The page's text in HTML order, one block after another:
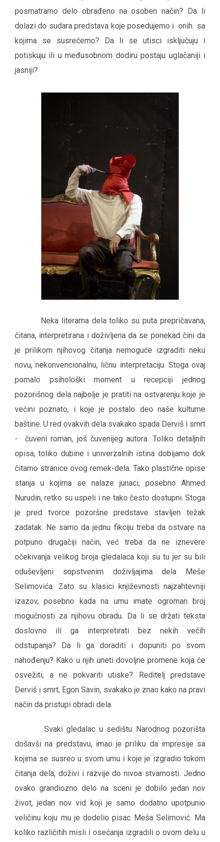
posmatramo delo obrađeno na osoben način? Da li
dolazi do sudara predstava koje posedujemo i onih sa
kojima se susrećemo? Da li se utisci isključuju i
potiskuju ili u međusobnom dodiru postaju uglačaniji i
jasniji?
Neka literarna dela toliko su puta prepričavana,
čitana, interpretirana i doživljena da se ponekad čini da
je prilikom njihovog čitanja nemoguće izgraditi neku
novu, nekonvencionalnu, ličnu interpretaciju. Stoga ovaj
pomalo psihološki moment u recepciji jednog
pozorišnog dela najbolje je pratiti na ostvarenju koje je
većini poznato, i koje je postalo deo naše kulturne
baštine. U red ovakvih dela svakako spada Derviš i smrt
- čuveni roman, još čuvenijeg autora. Toliko detaljnih
opisa, toliko dubine i univerzalnih istina dobijamo dok
čitamo stranice ovog remek-dela. Tako plastične opise
stanja u kojima se nalaze junaci, posebno Ahmed
Nurudin, retko su uspeli i ne tako često dostupni. Stoga
je pred tvorce pozoršne predstave stavljen težak
zadatak. Ne samo da jednu fikciju treba da ostvare na
potpuno drugačiji način, već treba da ne iznevere
očekivanja velikog broja gledalaca koji su tu jer su bili
oduševljeni sopstvenim doživljajima dela Meše
Selimovića. Zato su klasici književnosti najzahtevniji
izazov, posebno kada na umu imate ogroman broj
mogućnosti za njihovu obradu. Da li se držati teksta
doslovno ili ga interpretirati bez nekih većih
odstupanja? Da li ga doraditi i dopuniti po svom
nahođenju? Kako u njih uneti dovoljne promene koja će
osvežiti, a ne pokvariti utiske? Reditelj predstave
Derviš i smrt, Egon Savin, svakako je znao kako na pravi
način da pristupi obradi dela.
Svaki gledalac u sedištu Narodnog pozorišta
došavši na predstavu, imao je priliku da impresije sa
kojima se susreo u svom umu i koje je izgradio tokom
čitanja dela, doživi i razvije do nivoa stvarnosti. Jedno
ovako grandiozno delo na sceni je dobilo jedan nov
život, jedan nov vid koji je samo dodatno upotpunio
veličinu koju mu je dodelio pisac Meša Selimović. Ma
koliko različitih misli i osećanja izgradili o ovom delu u